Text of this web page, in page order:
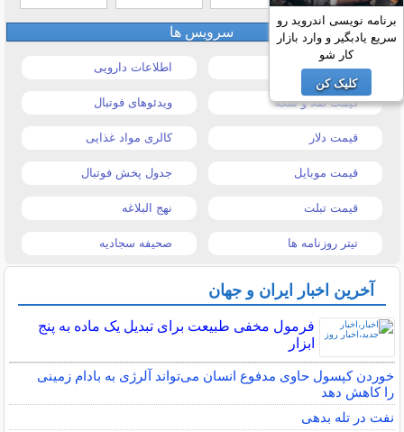
سرویس ها
قیمت خودرو اطلاعات دارویی
قیمت طلا و سکه ویدئوهای فوتبال
قیمت دلار کالری مواد غذایی
قیمت موبایل جدول پخش فوتبال
قیمت تبلت نهج البلاغه
تیتر روزنامه ها صحیفه سجادیه
آخرین اخبار ایران و جهان
فرمول مخفی طبیعت برای تبدیل یک ماده به پنج
ابزار
خوردن کپسول حاوی مدفوع انسان می‌تواند آلرژی به بادام زمینی
را کاهش دهد
نفت در تله بدهی
برنامه نویسی اندروید رو
سریع یادبگیر و وارد بازار
کار شو
کلیک کن